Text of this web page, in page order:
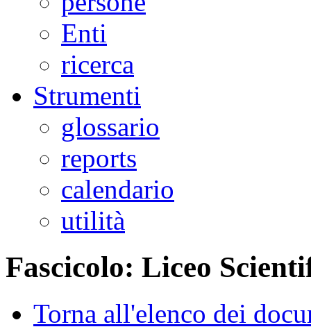
Enti
ricerca
Strumenti
glossario
reports
calendario
utilità
Fascicolo: Liceo
Torna all'elenco dei